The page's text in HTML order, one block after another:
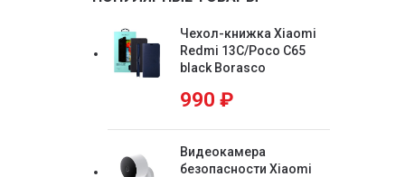
Мультирамка (разный
формат)
Чехол-книжка Xiaomi
Redmi 13C/Poco C65
black Borasco
990 ₽
Видеокамера
безопасности Xiaomi